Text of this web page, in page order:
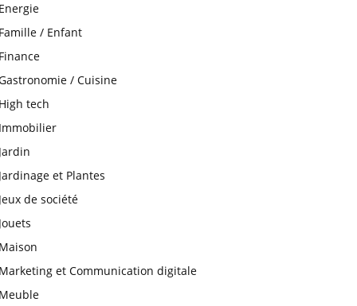
/ Enfant
/ Cuisine
tech
et Plantes
de société
et Communication digitale